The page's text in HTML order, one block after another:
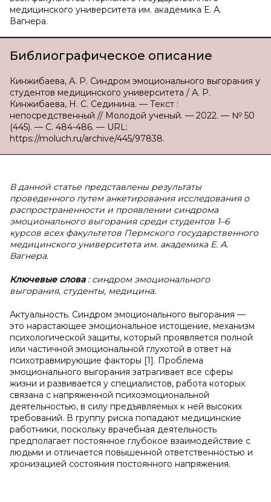
медицинского университета им. академика Е. А.
Вагнера.
Библиографическое описание
Кинжибаева, А. Р. Синдром эмоционального выгорания у
студентов медицинского университета / А. Р.
Кинжибаева, Н. С. Сединина. — Текст :
непосредственный // Молодой ученый. — 2022. — № 50
(445). — С. 484-486. — URL:
https://moluch.ru/archive/445/97838.
В данной статье представлены результаты
проведенного путем анкетирования исследования о
распространенности и проявлении синдрома
эмоционального выгорания среди студентов 1–6
курсов всех факультетов Пермского государственного
медицинского университета им. академика Е. А.
Вагнера.
Ключевые слова : синдром эмоционального
выгорания, студенты, медицина.
Актуальность. Синдром эмоционального выгорания —
это нарастающее эмоциональное истощение, механизм
психологической защиты, который проявляется полной
или частичной эмоциональной глухотой в ответ на
психотравмирующие факторы [1]. Проблема
эмоционального выгорания затрагивает все сферы
жизни и развивается у специалистов, работа которых
связана с напряженной психоэмоциональной
деятельностью, в силу предъявляемых к ней высоких
требований. В группу риска попадают медицинские
работники, поскольку врачебная деятельность
предполагает постоянное глубокое взаимодействие с
людьми и отличается повышенной ответственностью и
хронизацией состояния постоянного напряжения.